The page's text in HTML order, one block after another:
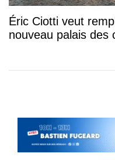
Éric Ciotti veut
nouveau palais des